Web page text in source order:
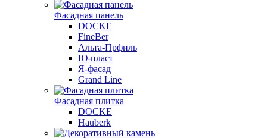
Фасадная панель
DOCKE
FineBer
Альта-Прфиль
Ю-пласт
Я-фасад
Grand Line
Фасадная плитка
DOCKE
Hauberk